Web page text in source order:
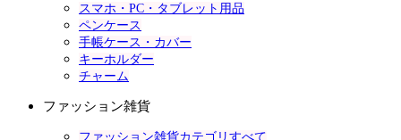
スマホ・PC・タブレット用品
ペンケース
手帳ケース・カバー
キーホルダー
チャーム
ファッション雑貨
ファッション雑貨カテゴリすべて